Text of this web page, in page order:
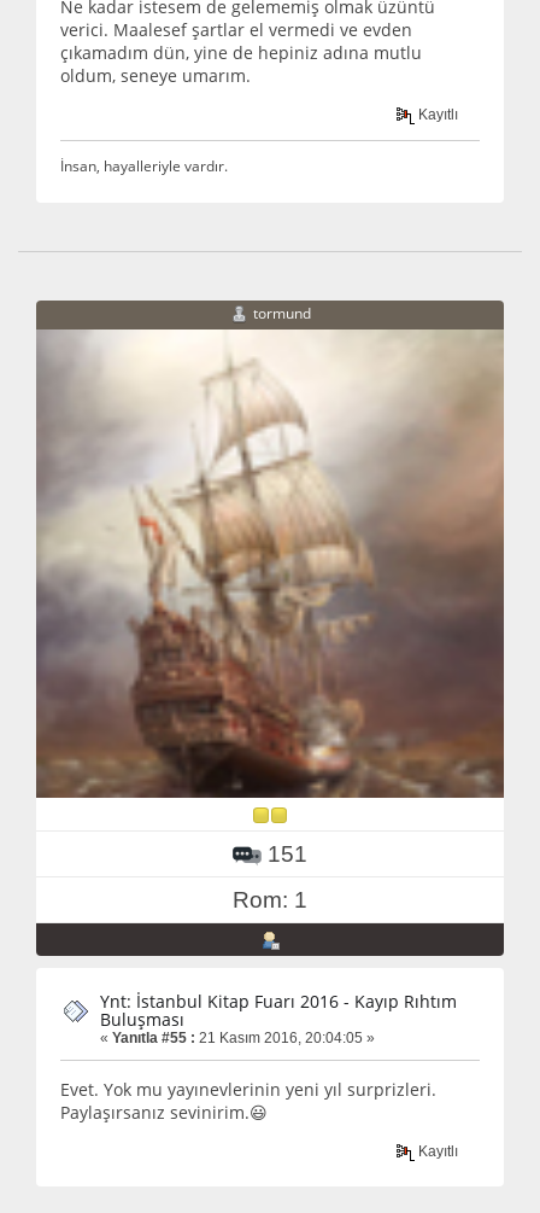
Ne kadar istesem de gelememiş olmak üzüntü
verici. Maalesef şartlar el vermedi ve evden
çıkamadım dün, yine de hepiniz adına mutlu
oldum, seneye umarım.
Kayıtlı
İnsan, hayalleriyle vardır.
tormund
151
Rom: 1
Ynt: İstanbul Kitap Fuarı 2016 - Kayıp Rıhtım
Buluşması
« Yanıtla #55 : 21 Kasım 2016, 20:04:05 »
Evet. Yok mu yayınevlerinin yeni yıl surprizleri.
Paylaşırsanız sevinirim.😃
Kayıtlı